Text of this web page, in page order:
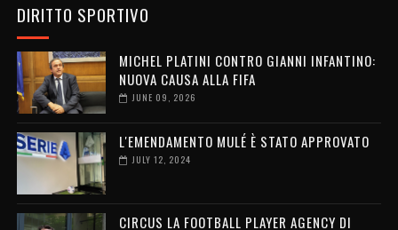
DIRITTO SPORTIVO
MICHEL PLATINI CONTRO GIANNI INFANTINO:
NUOVA CAUSA ALLA FIFA
JUNE 09, 2026
L'EMENDAMENTO MULÉ È STATO APPROVATO
JULY 12, 2024
CIRCUS LA FOOTBALL PLAYER AGENCY DI